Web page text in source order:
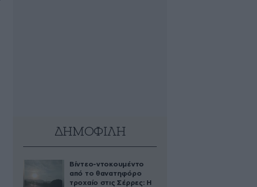
ΔΗΜΟΦΙΛΗ
Βίντεο-ντοκουμέντο
από το θανατηφόρο
τροχαίο στις Σέρρες: Η